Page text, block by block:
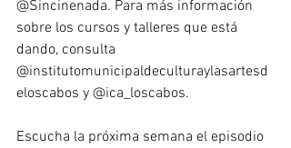
@Sincinenada. Para más información
sobre los cursos y talleres que está
dando, consulta
@institutomunicipaldeculturaylasartesd
eloscabos y @ica_loscabos.
Escucha la próxima semana el episodio